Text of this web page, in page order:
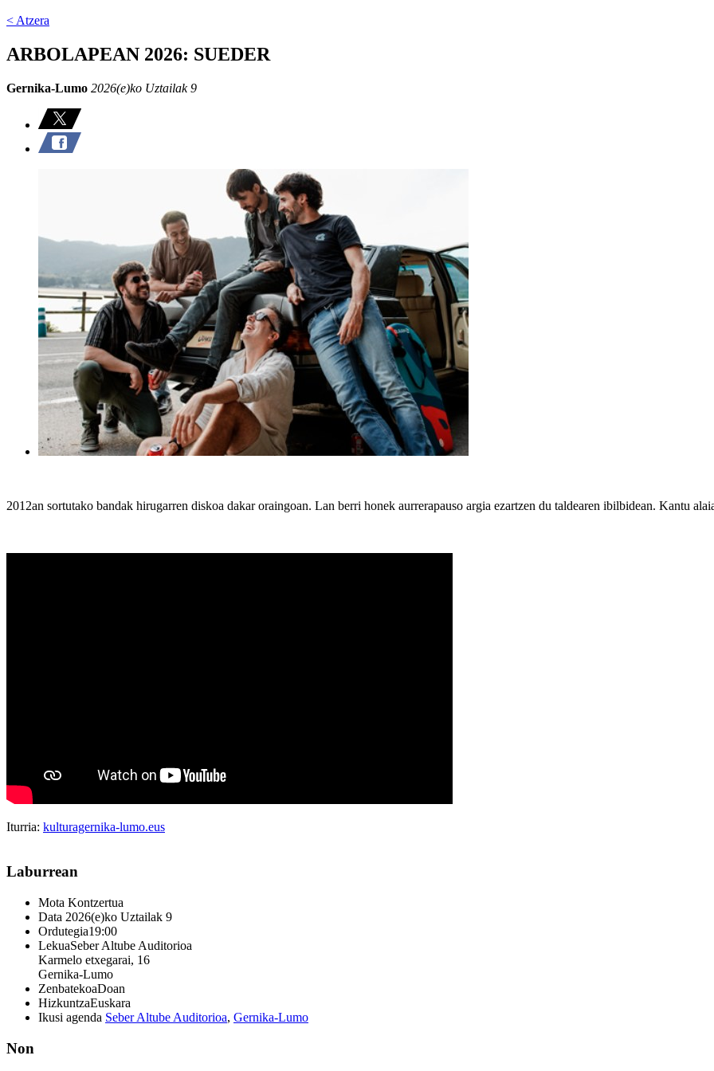
< Atzera
ARBOLAPEAN 2026: SUEDER
Gernika-Lumo 2026(e)ko Uztailak 9
2012an sortutako bandak hirugarren diskoa dakar oraingoan. Lan berri honek aurrerapauso argia ezartzen du taldearen ibilbidean. Kantu
Iturria: kulturagernika-lumo.eus
Laburrean
Mota Kontzertua
Data 2026(e)ko Uztailak 9
Ordutegia19:00
LekuaSeber Altube Auditorioa
Karmelo etxegarai, 16
Gernika-Lumo
ZenbatekoaDoan
HizkuntzaEuskara
Ikusi agenda Seber Altube Auditorioa, Gernika-Lumo
Non